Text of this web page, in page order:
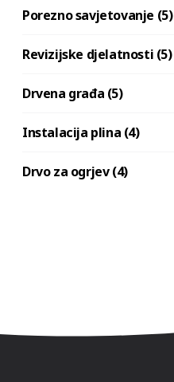
Porezno savjetovanje (5)
Revizijske djelatnosti (5)
Drvena građa (5)
Instalacija plina (4)
Drvo za ogrjev (4)